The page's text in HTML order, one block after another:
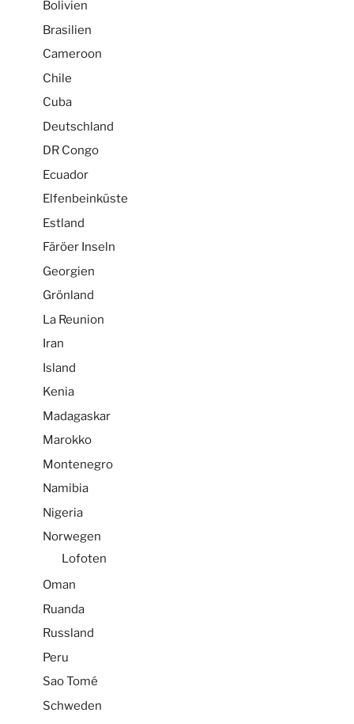
Bolivien
Brasilien
Cameroon
Chile
Cuba
Deutschland
DR Congo
Ecuador
Elfenbeinküste
Estland
Färöer Inseln
Georgien
Grönland
La Reunion
Iran
Island
Kenia
Madagaskar
Marokko
Montenegro
Namibia
Nigeria
Norwegen
Lofoten
Oman
Ruanda
Russland
Peru
Sao Tomé
Schweden